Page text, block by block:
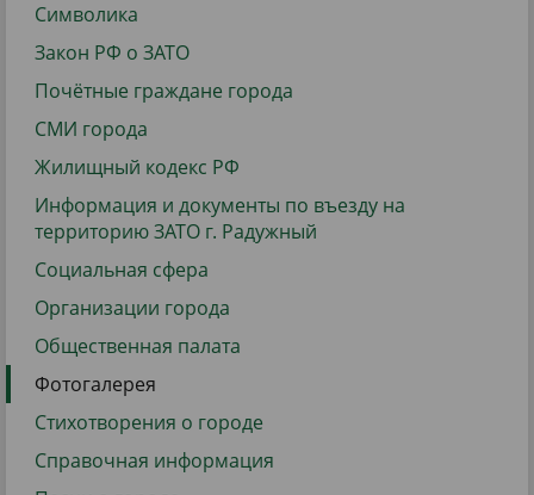
Символика
Закон РФ о ЗАТО
Почётные граждане города
СМИ города
Жилищный кодекс РФ
Информация и документы по въезду на
территорию ЗАТО г. Радужный
Социальная сфера
Организации города
Общественная палата
Фотогалерея
Стихотворения о городе
Справочная информация